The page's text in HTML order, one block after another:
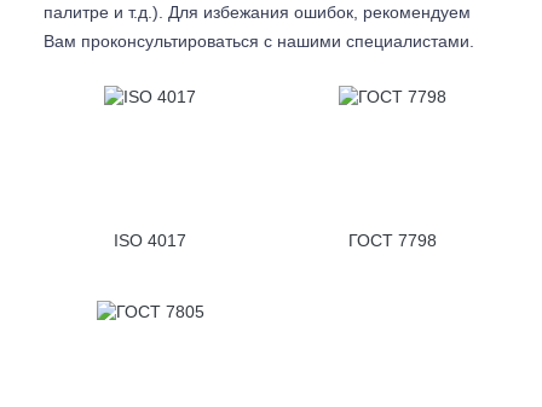
палитре и т.д.). Для избежания ошибок, рекомендуем
Вам проконсультироваться с нашими специалистами.
ISO 4017 ГОСТ 7798